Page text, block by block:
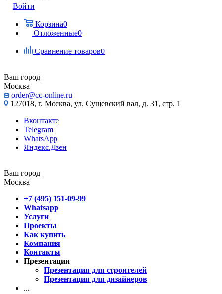
Войти
Корзина0
Отложенные0
Сравнение товаров0
Ваш город
Москва
order@cc-online.ru
127018, г. Москва, ул. Сущевский вал, д. 31, стр. 1
Вконтакте
Telegram
WhatsApp
Яндекс.Дзен
Ваш город
Москва
+7 (495) 151-09-99
Whatsapp
Услуги
Проекты
Как купить
Компания
Контакты
Презентации
Презентация для строителей
Презентация для дизайнеров
...